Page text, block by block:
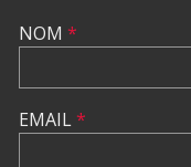
NOM *
EMAIL*